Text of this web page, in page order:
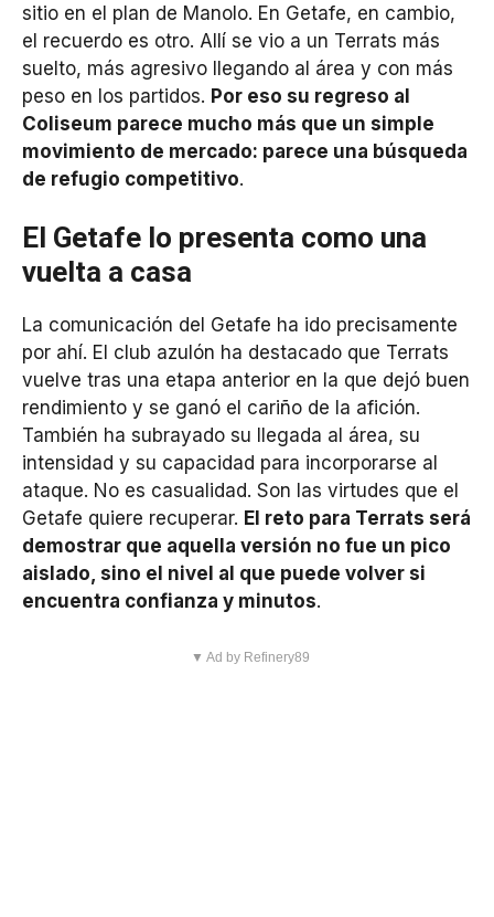
sitio en el plan de Manolo. En Getafe, en cambio,
el recuerdo es otro. Allí se vio a un Terrats más
suelto, más agresivo llegando al área y con más
peso en los partidos. Por eso su regreso al
Coliseum parece mucho más que un simple
movimiento de mercado: parece una búsqueda
de refugio competitivo.
El Getafe lo presenta como una
vuelta a casa
La comunicación del Getafe ha ido precisamente
por ahí. El club azulón ha destacado que Terrats
vuelve tras una etapa anterior en la que dejó buen
rendimiento y se ganó el cariño de la afición.
También ha subrayado su llegada al área, su
intensidad y su capacidad para incorporarse al
ataque. No es casualidad. Son las virtudes que el
Getafe quiere recuperar. El reto para Terrats será
demostrar que aquella versión no fue un pico
aislado, sino el nivel al que puede volver si
encuentra confianza y minutos.
▼ Ad by Refinery89